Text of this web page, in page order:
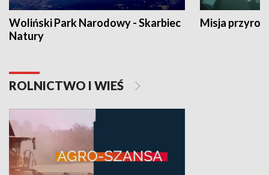
Woliński Park Narodowy - Skarbiec
Natury
Misja
ROLNICTWO I WIEŚ